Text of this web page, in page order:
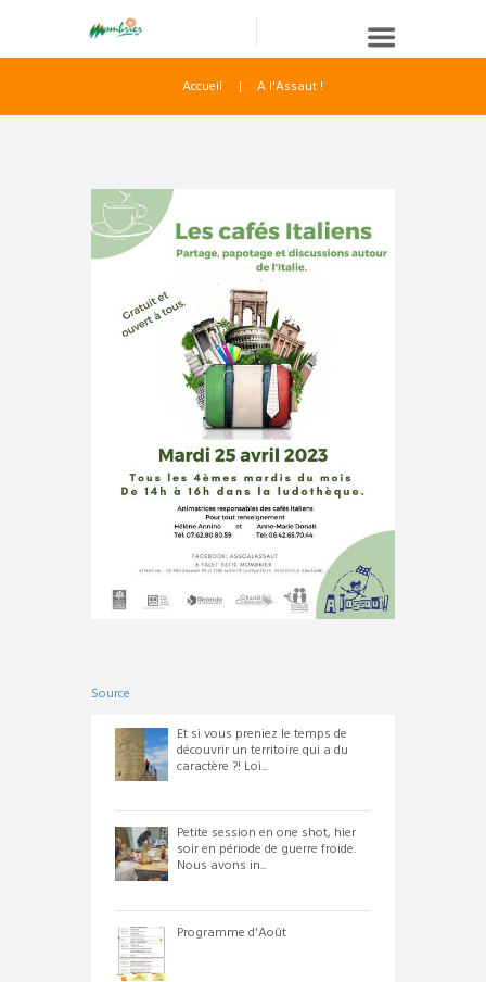
Accueil A l'Assaut !
Source
Et si vous preniez le temps de
découvrir un territoire qui a du
caractère ?! Loi...
Petite session en one shot, hier
soir en période de guerre froide.
Nous avons in...
Programme d'Août